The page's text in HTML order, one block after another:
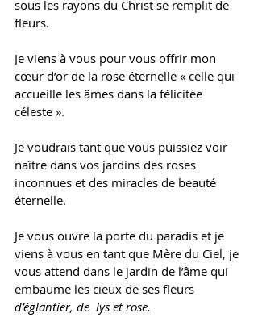
sous les rayons du Christ se remplit de
fleurs.
Je viens à vous pour vous offrir mon
cœur d’or de la rose éternelle « celle qui
accueille les âmes dans la félicitée
céleste ».
Je voudrais tant que vous puissiez voir
naître dans vos jardins des roses
inconnues et des miracles de beauté
éternelle.
Je vous ouvre la porte du paradis et je
viens à vous en tant que Mère du Ciel, je
vous attend dans le jardin de l’âme qui
embaume les cieux de ses fleurs
d’églantier, de  lys et rose.